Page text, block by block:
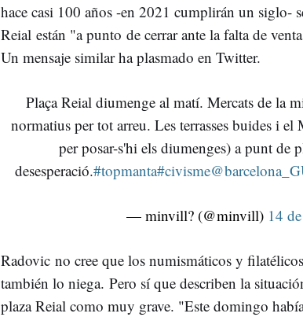
hace casi 100 años -en 2021 cumplirán un siglo-
Reial están "a punto de cerrar ante la falta de
Un mensaje similar ha plasmado en Twitter.
Plaça Reial diumengeal matí. Mercatsde la
normatius per tot arreu. Les terrasses buidesi el
per posar-s'hi els diumenges) apuntde
desesperació.#topmanta#civisme
—minvill?️ (@minvill) 14
Radovic no cree que los numismáticos y
también lo niega. Pero sí que describen la
plaza Reial como muy grave. "Este domingo